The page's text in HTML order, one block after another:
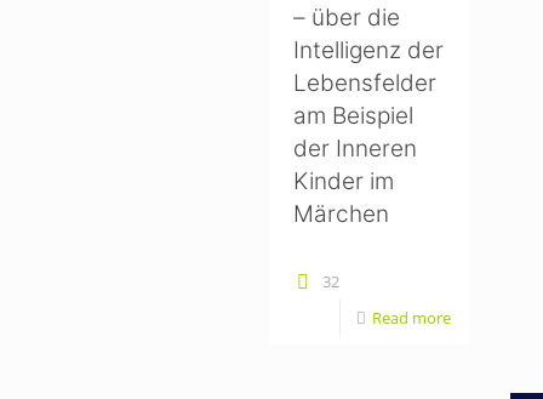
– über die
Intelligenz der
Lebensfelder
am Beispiel
der Inneren
Kinder im
Märchen
32
Read more